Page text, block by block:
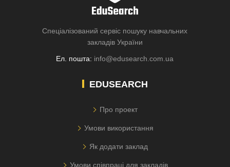
Спеціалізований сервіс пошуку навчальних
закладів України
Ел. пошта: info@edusearch.com.ua
EDUSEARCH
Про проект
Умови використання
Як додати заклад
Умови співпраці для закладів